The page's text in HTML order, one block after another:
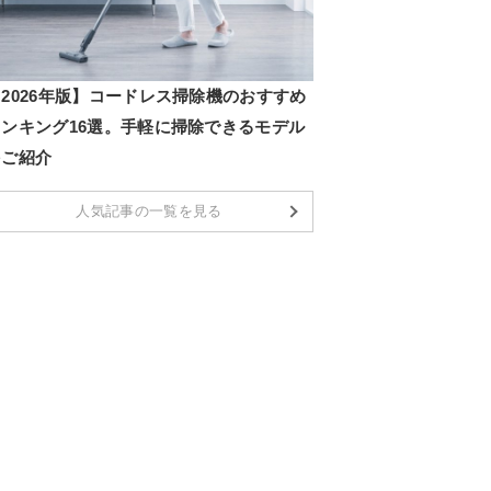
年版】コードレス掃除機のおすすめ
キング16選。手軽に掃除できるモデル
紹介
人気記事の一覧を見る